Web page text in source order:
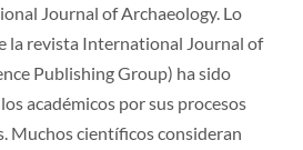
Journal of Archaeology. Lo
la revista International Journal of
Publishing Group) ha sido
académicos por sus procesos
Muchos científicos consideran